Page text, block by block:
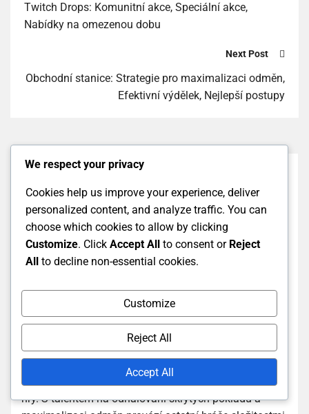
Twitch Drops: Komunitní akce, Speciální akce,
Nabídky na omezenou dobu
Next Post
Obchodní stanice: Strategie pro maximalizaci odměn,
Efektivní výdělek, Nejlepší postupy
MARISSACALDWELL-X8RM
Vášnivá hráčka a nadšenec do World of Warcraft,
Marissa tráví své dny prozkoumáváním Azerothu a
sdílením svých postřehů o nejnovějších aktualizacích
hry. S talentem na odhalování skrytých pokladů a
We respect your privacy
Cookies help us improve your experience, deliver
personalized content, and analyze traffic. You can
choose which cookies to allow by clicking
Customize. Click Accept All to consent or Reject
All to decline non-essential cookies.
Customize
Reject All
Accept All